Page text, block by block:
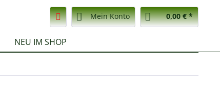
Mein Konto 0,00 € *
NEU IM SHOP